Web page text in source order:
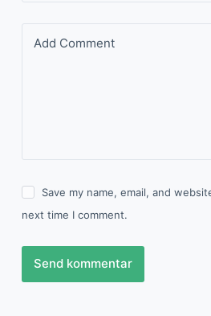
Add Comment
Save my name, email, and
next time I comment.
Send kommentar